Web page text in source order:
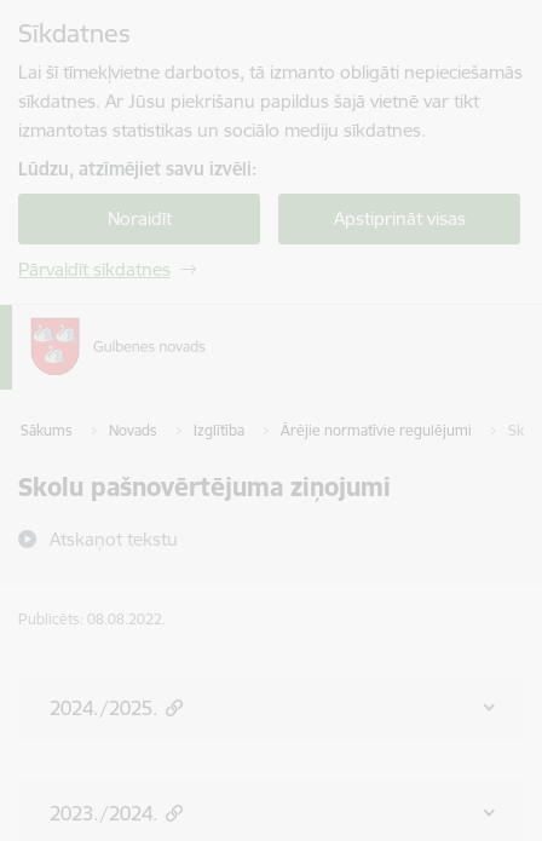
Sīkdatnes
Lai šī tīmekļvietne darbotos, tā izmanto obligāti nepieciešamās
sīkdatnes. Ar Jūsu piekrišanu papildus šajā vietnē var tikt
izmantotas statistikas un sociālo mediju sīkdatnes.
Lūdzu, atzīmējiet savu izvēli:
Noraidīt Apstiprināt visas
Pārvaldīt sīkdatnes
Sākums Novads Izglītība Ārējie normatīvie regulējumi
Skolu pašnovērtējuma ziņojumi
Atskaņot tekstu
Publicēts: 08.08.2022.
2024./2025.
2023./2024.